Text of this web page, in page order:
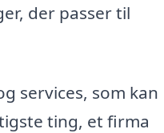
der passer til
services, som kan
ting, et firma